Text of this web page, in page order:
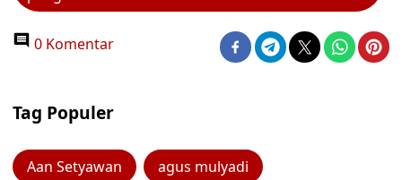
0 Komentar
Tag Populer
Aan Setyawan agus mulyadi